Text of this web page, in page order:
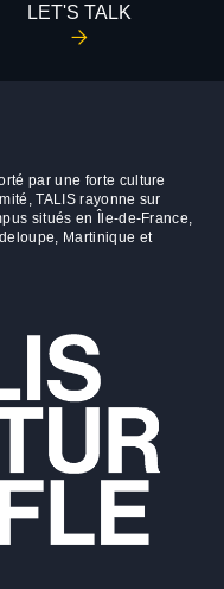
LET'S TALK
par une forte culture
TALIS rayonne sur
situés en Île-de-France,
Martinique et